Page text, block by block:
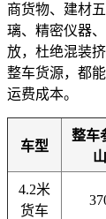
商货物、建材
璃、精密仪器
放，杜绝混装
整车货源，都
运费成本。
车型
整车
4.2米
货车